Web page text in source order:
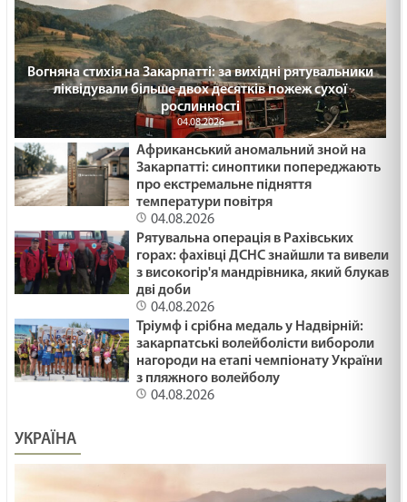
Вогняна стихія на Закарпатті: за вихідні рятувальники
ліквідували більше двох десятків пожеж сухої
рослинності
04.08.2026
Африканський аномальний зной на
Закарпатті: синоптики попереджають
про екстремальне підняття
температури повітря
04.08.2026
Рятувальна операція в Рахівських
горах: фахівці ДСНС знайшли та вивели
з високогір'я мандрівника, який блукав
дві доби
04.08.2026
Тріумф і срібна медаль у Надвірній:
закарпатські волейболісти вибороли
нагороди на етапі чемпіонату України
з пляжного волейболу
04.08.2026
УКРАЇНА